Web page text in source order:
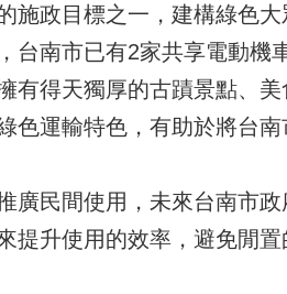
施政目標之一，建構綠色
台南市已有2家共享電動機
有得天獨厚的古蹟景點、
運輸特色，有助於將台南
廣民間使用，未來台南市
升使用的效率，避免閒置